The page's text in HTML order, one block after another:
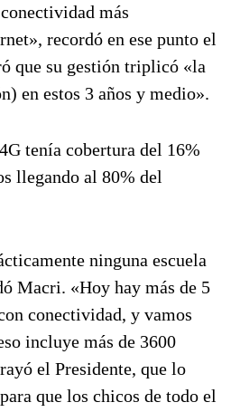
más
recordó en ese punto el
que su gestión triplicó «la
en estos 3 años y medio».
tenía cobertura del 16%
llegando al 80% del
ninguna escuela
Macri. «Hoy hay más de 5
conectividad, y vamos
incluye más de 3600
el Presidente, que lo
que los chicos de todo el